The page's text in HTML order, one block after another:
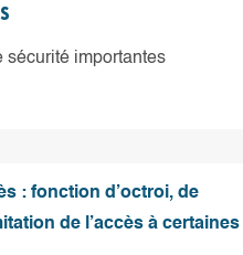
sécurité importantes
: fonction d’octroi, de
de l’accès à certaines